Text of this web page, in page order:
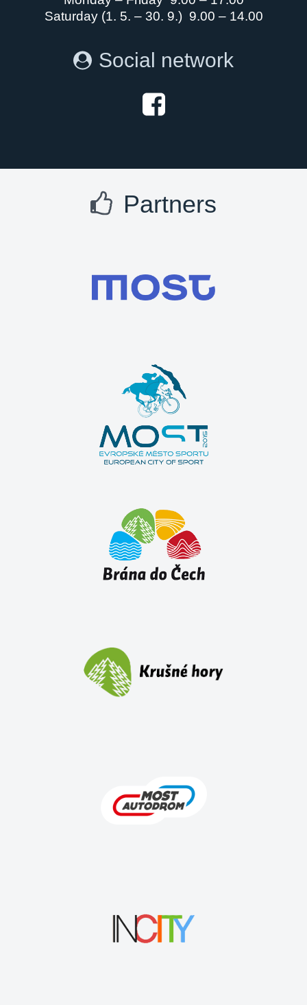
Saturday (1. 5. – 30. 9.) 9.00 – 14.00
Social network
Partners